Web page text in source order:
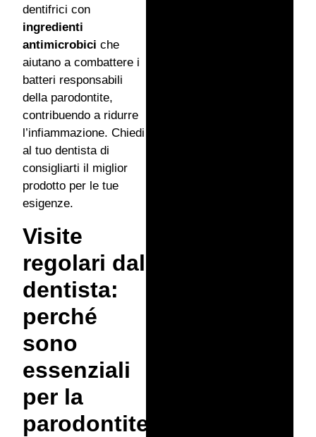
dentifrici con
ingredienti
antimicrobici che
aiutano a combattere i
batteri responsabili
della parodontite,
contribuendo a ridurre
l’infiammazione. Chiedi
al tuo dentista di
consigliarti il miglior
prodotto per le tue
esigenze.
Visite
regolari dal
dentista:
perché
sono
essenziali
per la
parodontite